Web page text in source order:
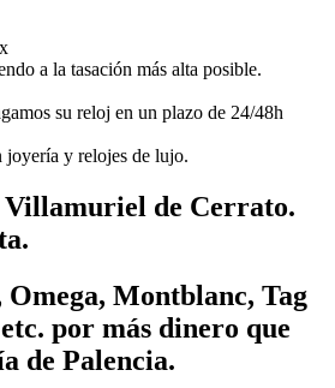
a la tasación más alta posible.
su reloj en un plazo de 24/48h
joyería y relojes de lujo.
de Cerrato.
Omega, Montblanc, Tag
por más dinero que
de Palencia.